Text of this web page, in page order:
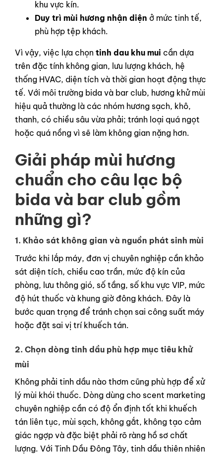
khu vực kín.
Duy trì mùi hương nhận diện ở mức tinh tế,
phù hợp tệp khách.
Vì vậy, việc lựa chọn tinh dau khu mui cần dựa
trên đặc tính không gian, lưu lượng khách, hệ
thống HVAC, diện tích và thời gian hoạt động thực
tế. Với môi trường bida và bar club, hương khử mùi
hiệu quả thường là các nhóm hương sạch, khô,
thanh, có chiều sâu vừa phải; tránh loại quá ngọt
hoặc quá nồng vì sẽ làm không gian nặng hơn.
Giải pháp mùi hương
chuẩn cho câu lạc bộ
bida và bar club gồm
những gì?
1. Khảo sát không gian và nguồn phát sinh mùi
Trước khi lắp máy, đơn vị chuyên nghiệp cần khảo
sát diện tích, chiều cao trần, mức độ kín của
phòng, lưu thông gió, số tầng, số khu vực VIP, mức
độ hút thuốc và khung giờ đông khách. Đây là
bước quan trọng để tránh chọn sai công suất máy
hoặc đặt sai vị trí khuếch tán.
2. Chọn dòng tinh dầu phù hợp mục tiêu khử
mùi
Không phải tinh dầu nào thơm cũng phù hợp để xử
lý mùi khói thuốc. Dòng dùng cho scent marketing
chuyên nghiệp cần có độ ổn định tốt khi khuếch
tán liên tục, mùi sạch, không gắt, không tạo cảm
giác ngợp và đặc biệt phải rõ ràng hồ sơ chất
lượng. Với Tinh Dầu Đông Tây, tinh dầu thiên nhiên